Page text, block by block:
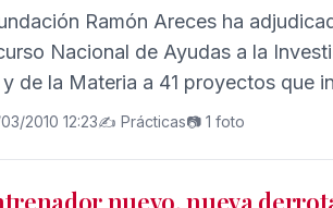
Ramón Areces ha
Nacional de Ayudas a la
de la Materia a 41 proyectos que
raras y emergentes,
2010 12:23✍️ Prácticas📷 1 foto
nuevo, nueva